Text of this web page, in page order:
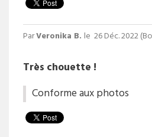
ParVeronika B. le 26 Déc. 2022 (
Très chouette !
Conforme aux photos